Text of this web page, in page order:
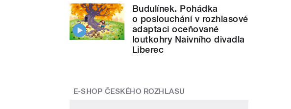
Budulínek. Pohádka
o poslouchání v rozhlasové
adaptaci oceňované
loutkohry Naivního divadla
Liberec
E-SHOP ČESKÉHO ROZHLASU